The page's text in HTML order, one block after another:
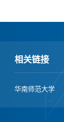
相关链接
华南师范大学